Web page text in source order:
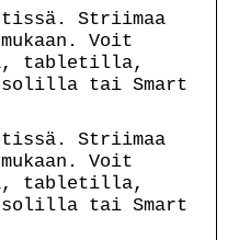
Striimaa
Voit
tabletilla,
tai Smart
Striimaa
Voit
tabletilla,
tai Smart